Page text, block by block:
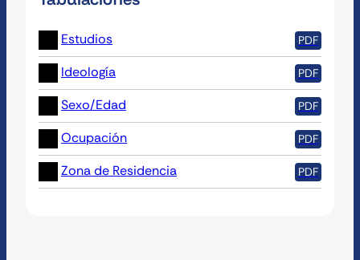
Estudios PDF
(se abre en pestaña nueva)
Ideología
PDF
(se abre en pestaña nueva)
Sexo/Edad
PDF
(se abre en pestaña nueva)
Ocupación
PDF
(se abre en pestaña nueva)
Zona de Residencia
PDF
(se abre en pestaña nueva)